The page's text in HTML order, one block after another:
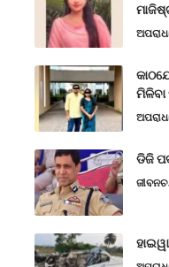
ଅପରାଧ
ମିଳିବା
ଅପରାଧ
ଡିଜି